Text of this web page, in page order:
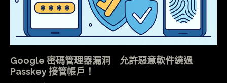
Google 密碼管理器漏洞 允許惡意軟件繞過
Passkey 接管帳戶！